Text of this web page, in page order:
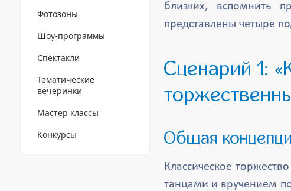
Фотозоны
Шоу-программы
Спектакли
Тематические
вечеринки
Мастер классы
Конкурсы
близких, вспомнить
представлены четыре
Сценарий 1: «Классический банкет» —
Общая
Классическое
танцами и вручением